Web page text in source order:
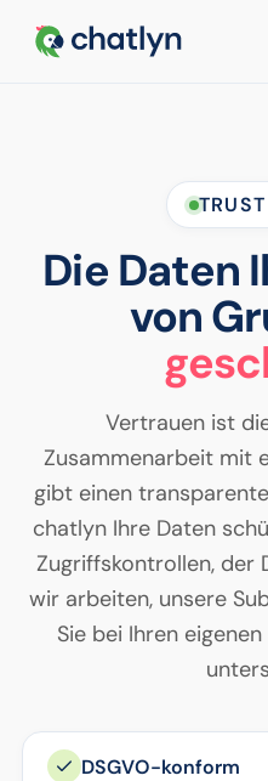
Die Daten
von
Vertrauen ist
Zusammenarbeit mit
gibt einen
chatlyn Ihre Daten
Zugriffskontrollen, der
wir arbeiten, unsere
Sie bei Ihren
DSGVO-konform